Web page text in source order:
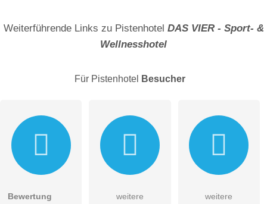
Weiterführende Links zu Pistenhotel DAS VIER - Sport- &
Wellnesshotel
Für Pistenhotel Besucher
Bewertung
weitere
weitere